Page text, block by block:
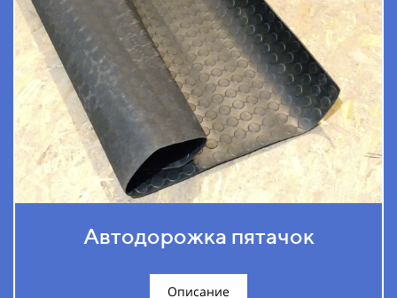
Автодорожка пятачок
Описание